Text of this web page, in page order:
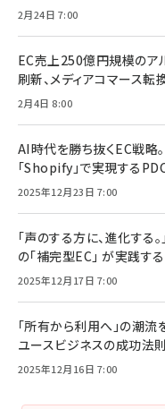
2月24日 7:00
EC売上250億円規模のア
刷新、メディアコマース転
2月4日 8:00
AI時代を勝ち抜くEC戦略
「Shopify」で実現する
2025年12月23日 7:00
「声のする方に、進化する
の「補完型EC」 が実践す
2025年12月17日 7:00
「所有から利用へ」の潮流
ユースビジネスの成功法
2025年12月16日 7:00